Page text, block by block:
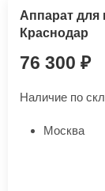
Аппарат для
Краснодар
76 300
Наличие по
Москва